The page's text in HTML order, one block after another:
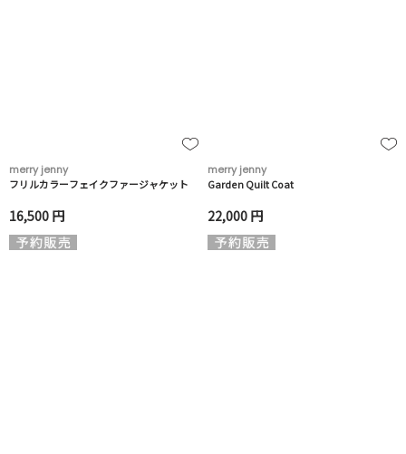
merry jenny
フリルカラーフェイクファージャケット
16,500 円
merry jenny
Garden Quilt Coat
22,000 円